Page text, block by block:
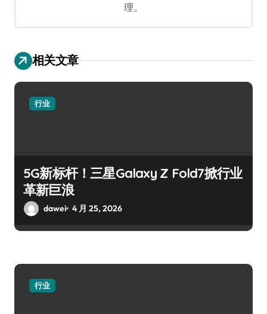
理。
相关文章
行业
5G新标杆！三星Galaxy Z Fold7掀行业
革新巨浪
dawei 4 月 25, 2026
行业